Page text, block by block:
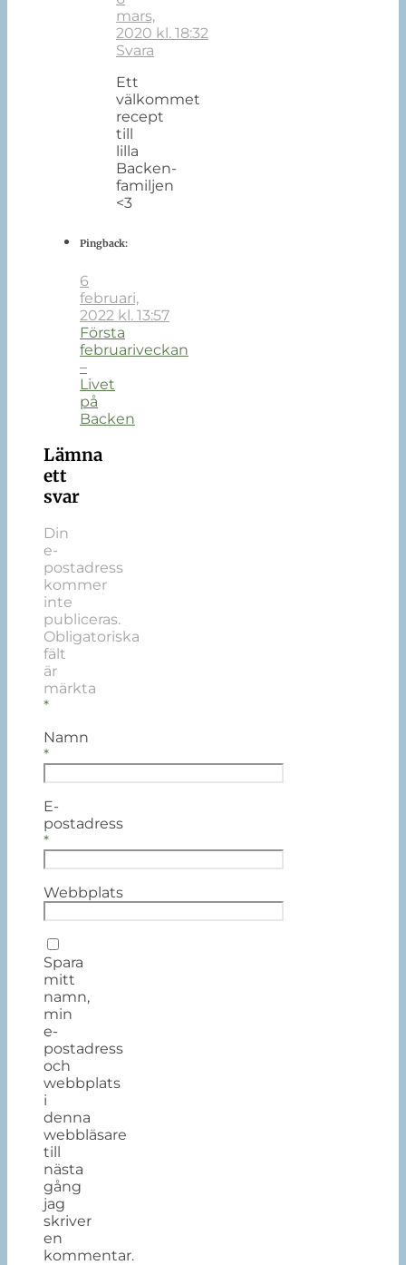
mars,
2020 kl. 18:32
Svara
Ett
välkommet
recept
till
lilla
Backen-
familjen
<3
Pingback:
6
februari,
2022 kl. 13:57
Första
februariveckan
–
Livet
på
Backen
Lämna
ett
svar
Din
e-
postadress
kommer
inte
publiceras.
Obligatoriska
fält
är
märkta
*
Namn
*
E-
postadress
*
Webbplats
Spara
mitt
namn,
min
e-
postadress
och
webbplats
i
denna
webbläsare
till
nästa
gång
jag
skriver
en
kommentar.